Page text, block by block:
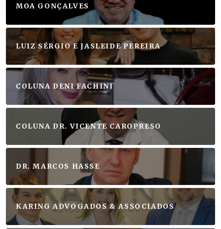
MOA GONÇALVES
LUIZ SÉRGIO E JASLEIDE PEREIRA
COLUNA DENI FACHINI
COLUNA DR. VICENTE CAROPRESO
DR. MARCOS HASSE
KARING ADVOGADOS & ASSOCIADOS